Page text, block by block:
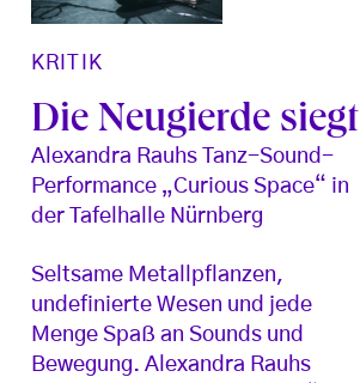
KRITIK
Die Neugierde siegt
Alexandra Rauhs Tanz-Sound-
Performance „Curious Space“ in
der Tafelhalle Nürnberg
Seltsame Metallpflanzen,
undefinierte Wesen und jede
Menge Spaß an Sounds und
Bewegung. Alexandra Rauhs